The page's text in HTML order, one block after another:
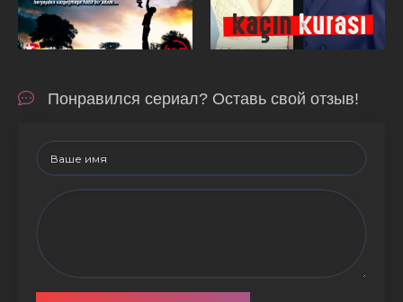
Понравился сериал? Оставь свой отзыв!